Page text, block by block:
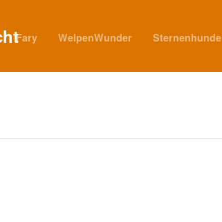
Fary WelpenWunder Sternenhunde